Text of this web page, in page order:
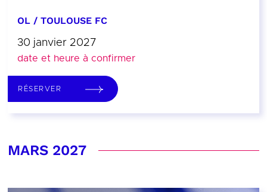
OL / TOULOUSE FC
30 janvier 2027
date et heure à confirmer
RÉSERVER
MARS 2027